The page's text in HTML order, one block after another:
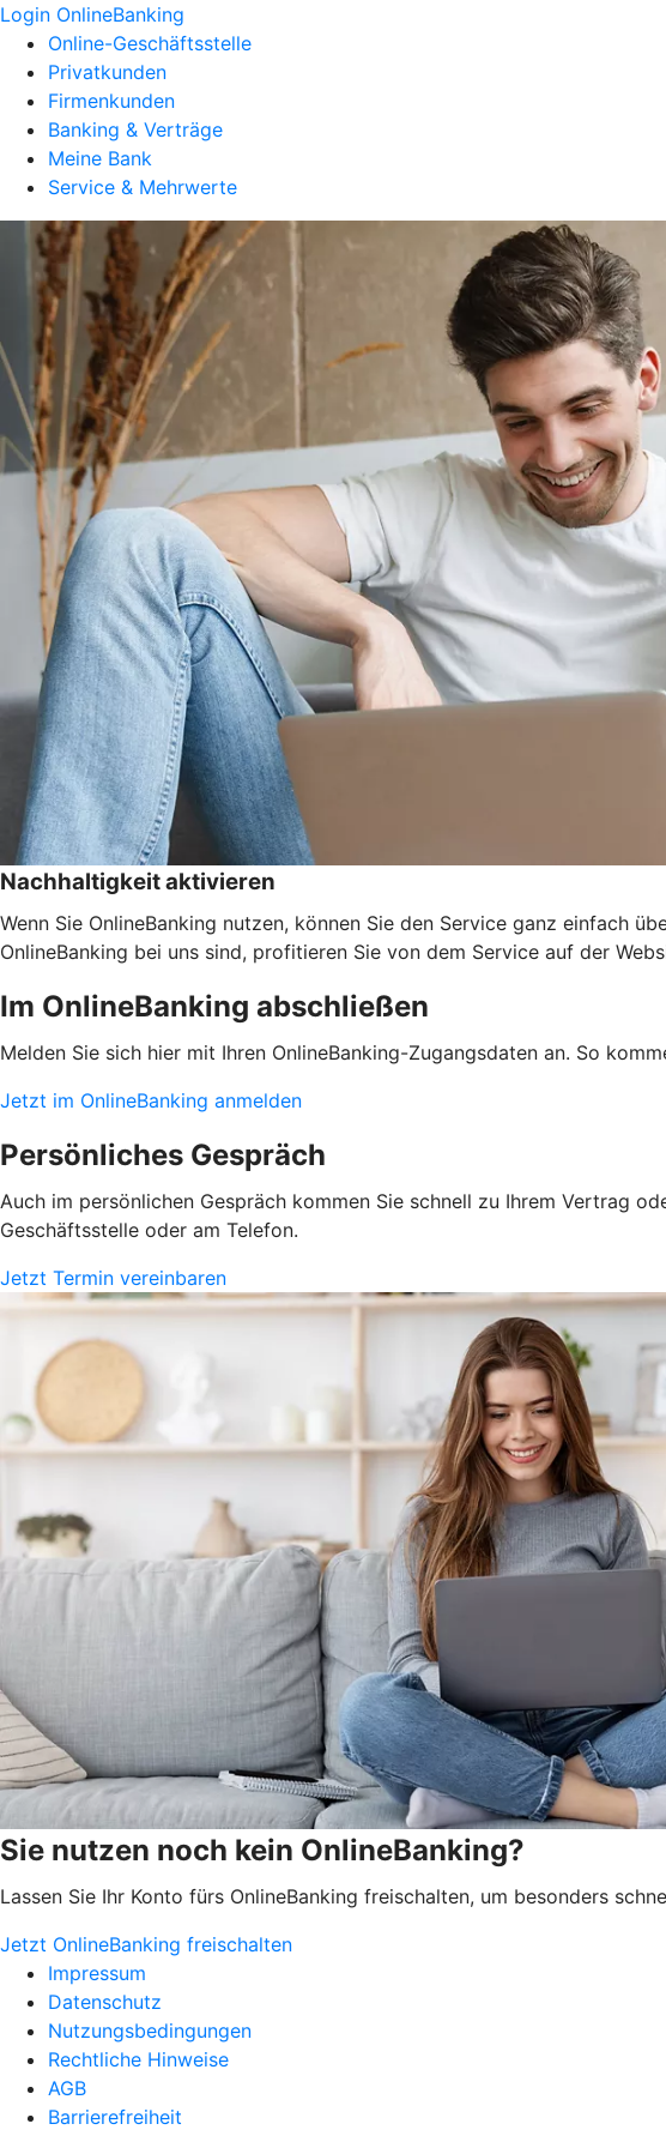
Login OnlineBanking
Online-Geschäftsstelle
Privatkunden
Firmenkunden
Banking & Verträge
Meine Bank
Service & Mehrwerte
Nachhaltigkeit aktivieren
Wenn Sie OnlineBanking nutzen, können Sie den Service ganz einfach
OnlineBanking bei uns sind, profitieren Sie von dem Service auf der
Im OnlineBanking abschließen
Melden Sie sich hier mit Ihren OnlineBanking-Zugangsdaten an. So
Jetzt im OnlineBanking anmelden
Persönliches Gespräch
Auch im persönlichen Gespräch kommen Sie schnell zu Ihrem Vertrag
Geschäftsstelle oder am Telefon.
Jetzt Termin vereinbaren
Sie nutzen noch kein OnlineBanking?
Lassen Sie Ihr Konto fürs OnlineBanking freischalten, um besonders
Jetzt OnlineBanking freischalten
Impressum
Datenschutz
Nutzungsbedingungen
Rechtliche Hinweise
AGB
Barrierefreiheit